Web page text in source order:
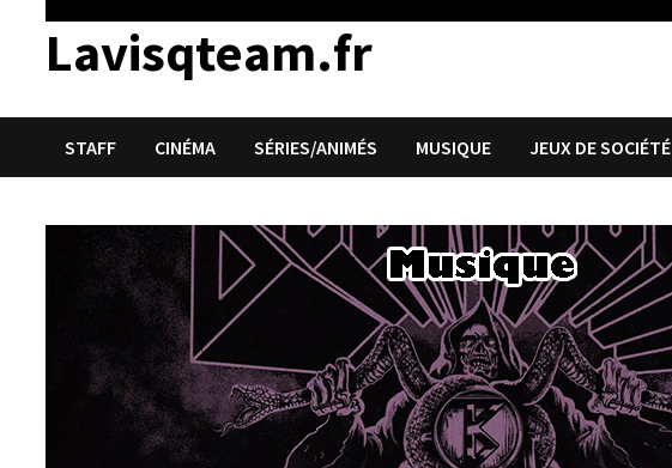
Lavisqteam.fr
STAFF CINÉMA SÉRIES/ANIMÉS MUSIQUE JEUX DE SOCIÉTÉ